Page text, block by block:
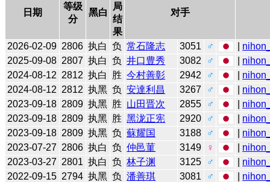
日期
等级
分
黑白
局
结
果
对手
2026-02-09 2806 执白 负 常石隆志 3051 ♂
2025-09-08 2807 执白 负 井口豊秀 3082 ♂
2024-08-12 2812 执白 胜 今村善彰 2942 ♂
2024-08-12 2812 执黑 负 安達利昌 3267 ♂
2023-09-18 2809 执黑 胜 山田晋次 2855 ♂
2023-09-18 2809 执黑 胜 黑泷正宪 2920 ♂
2023-09-18 2809 执黑 负 蘇耀国 3188 ♂
2023-07-27 2806 执白 负 仲邑菫 3149 ♀
2023-03-27 2801 执白 负 林子渊 3125 ♂
2022-09-15 2794 执黑 负 潘善琪 3081 ♂